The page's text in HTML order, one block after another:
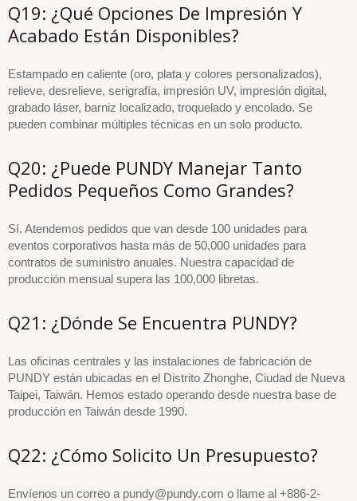
Q19: ¿Qué Opciones De Impresión Y
Acabado Están Disponibles?
Estampado en caliente (oro, plata y colores personalizados),
relieve, desrelieve, serigrafía, impresión UV, impresión digital,
grabado láser, barniz localizado, troquelado y encolado. Se
pueden combinar múltiples técnicas en un solo producto.
Q20: ¿Puede PUNDY Manejar Tanto
Pedidos Pequeños Como Grandes?
Sí. Atendemos pedidos que van desde 100 unidades para
eventos corporativos hasta más de 50,000 unidades para
contratos de suministro anuales. Nuestra capacidad de
producción mensual supera las 100,000 libretas.
Q21: ¿Dónde Se Encuentra PUNDY?
Las oficinas centrales y las instalaciones de fabricación de
PUNDY están ubicadas en el Distrito Zhonghe, Ciudad de Nueva
Taipei, Taiwán. Hemos estado operando desde nuestra base de
producción en Taiwán desde 1990.
Q22: ¿Cómo Solicito Un Presupuesto?
Envíenos un correo a pundy@pundy.com o llame al +886-2-